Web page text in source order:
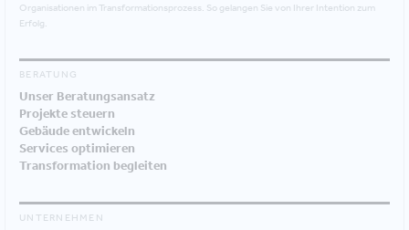
Organisationen im Transformationsprozess. So gelangen Sie von Ihrer Intention zum
Erfolg.
BERATUNG
Unser Beratungsansatz
Projekte steuern
Gebäude entwickeln
Services optimieren
Transformation begleiten
UNTERNEHMEN